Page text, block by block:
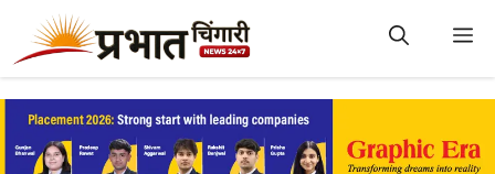
content